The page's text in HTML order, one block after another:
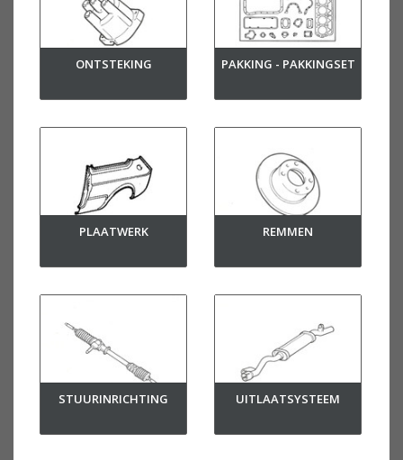
ONTSTEKING PAKKING - PAKKINGSET
PLAATWERK REMMEN
STUURINRICHTING UITLAATSYSTEEM